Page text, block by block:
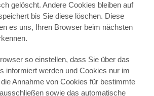
gelöscht. Andere Cookies bleiben auf
bis Sie diese löschen. Diese
es uns, Ihren Browser beim nächsten
so einstellen, dass Sie über das
informiert werden und Cookies nur im
Annahme von Cookies für bestimmte
sowie das automatische